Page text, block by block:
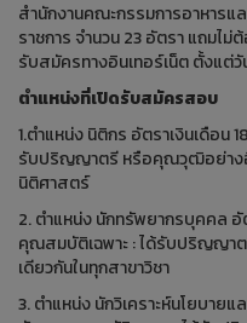
สำนักงานคณะกรรมการอาหาร
ราชการ จำนวน 23 อัตรา แถมไ
รับสมัครทางอินเทอร์เน็ต ตั้งแต่วั
ตำแหน่งที่เปิดรับสมัครสอบ
1.ตำแหน่ง นิติกร อัตราเงินเดือน
รับปริญญาตรี หรือคุณวุฒิอย่างอื่
นิติศาสตร์
2. ตำแหน่ง นักทรัพยากรบุคคล อั
คุณสมบัติเฉพาะ : ได้รับปริญญา
เดียวกันในทุกสาขาวิชา
3. ตำแหน่ง นักวิเคราะห์นโยบาย